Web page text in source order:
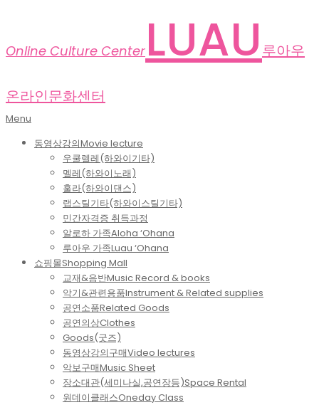
Online Culture Center LUAU 루아우
온라인문화센터
Primary
Menu
Menu
동영상강의Movie lecture
우쿨렐레(하와이기타)
멜레(하와이노래)
훌라(하와이댄스)
랩스틸기타(하와이스틸기타)
민간자격증 취득과정
알로하 가족Aloha ‘Ohana
루아우 가족Luau ‘Ohana
쇼핑몰Shopping Mall
교재&음반Music Record & books
악기&관련용품Instrument & Related supplies
공연소품Related Goods
공연의상Clothes
Goods(굿즈)
동영상강의구매Video lectures
악보구매Music Sheet
장소대관(세미나실,공연장등)Space Rental
원데이클래스Oneday Class